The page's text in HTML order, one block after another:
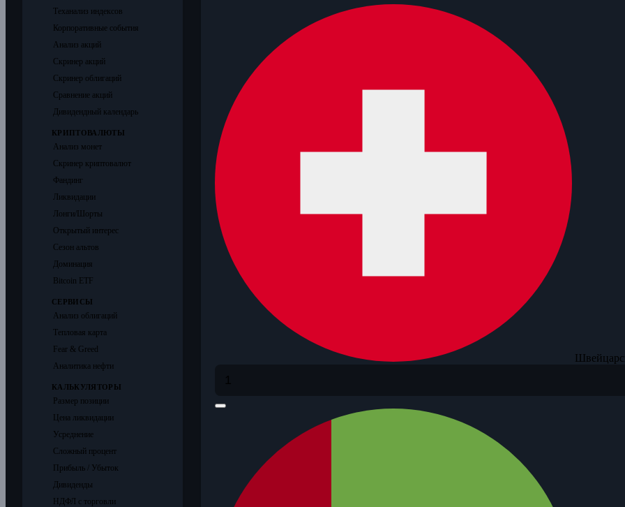
Теханализ индексов
Корпоративные события
Анализ акций
Скринер акций
Скринер облигаций
Сравнение акций
Дивидендный календарь
КРИПТОВАЛЮТЫ
Анализ монет
Скринер криптовалют
Фандинг
Ликвидации
Лонги/Шорты
Открытый интерес
Сезон альтов
Доминация
Bitcoin ETF
СЕРВИСЫ
Анализ облигаций
Тепловая карта
Fear & Greed
Аналитика нефти
КАЛЬКУЛЯТОРЫ
Размер позиции
Цена ликвидации
Усреднение
Сложный процент
Прибыль / Убыток
Дивиденды
НДФЛ с торговли